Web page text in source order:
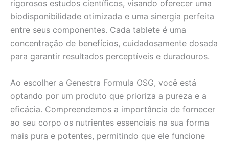
rigorosos estudos científicos, visando oferecer uma
biodisponibilidade otimizada e uma sinergia perfeita
entre seus componentes. Cada tablete é uma
concentração de benefícios, cuidadosamente dosada
para garantir resultados perceptíveis e duradouros.
Ao escolher a Genestra Formula OSG, você está
optando por um produto que prioriza a pureza e a
eficácia. Compreendemos a importância de fornecer
ao seu corpo os nutrientes essenciais na sua forma
mais pura e potentes, permitindo que ele funcione